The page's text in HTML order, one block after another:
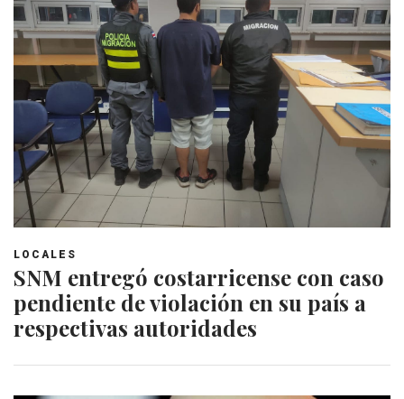
LOCALES
SNM entregó costarricense con caso
pendiente de violación en su país a
respectivas autoridades